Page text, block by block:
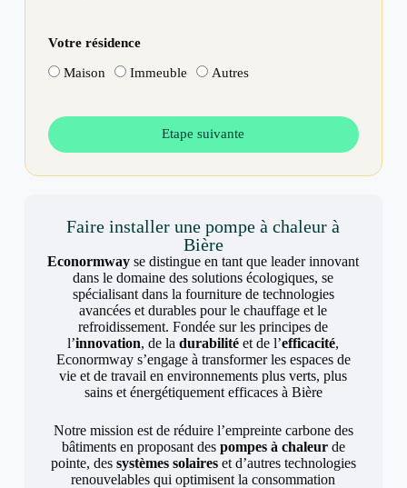
Votre résidence
Maison Immeuble Autres
Etape suivante
Faire installer une pompe à chaleur à
Bière
Econormway se distingue en tant que leader innovant
dans le domaine des solutions écologiques, se
spécialisant dans la fourniture de technologies
avancées et durables pour le chauffage et le
refroidissement. Fondée sur les principes de
l’innovation, de ladurabilité et de l’efficacité,
Econormway s’engage à transformer les espaces de
vie et de travail en environnements plus verts, plus
sains et énergétiquement efficaces à Bière
Notre mission est de réduire l’empreinte carbone des
bâtiments en proposant des pompes à chaleurde
pointe, des systèmes solaireset d’autres technologies
renouvelables qui optimisent la consommation